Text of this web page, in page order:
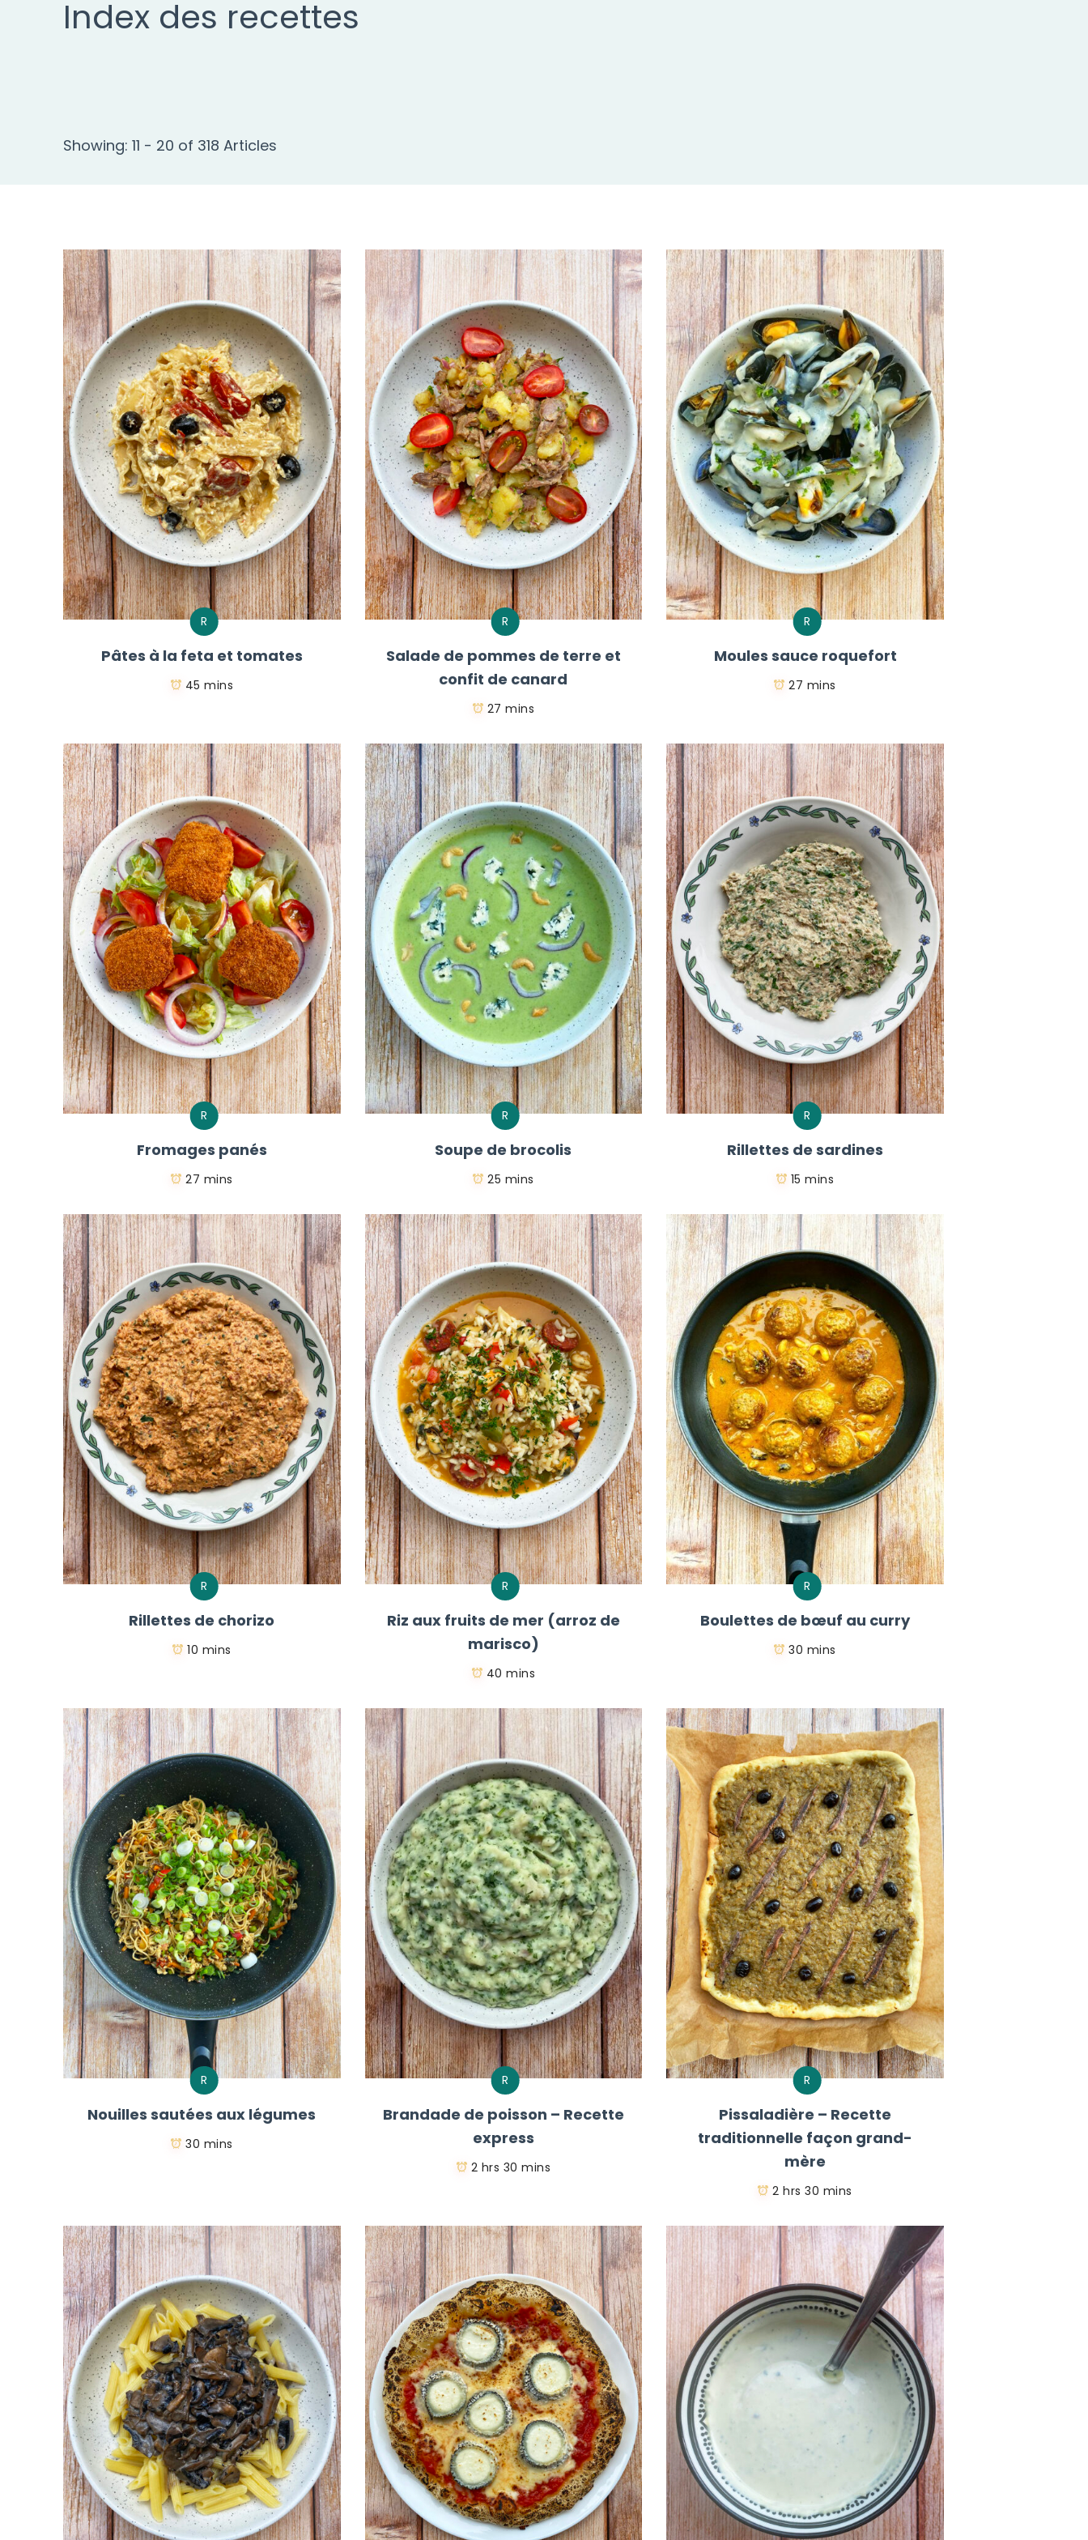
Index des recettes
Showing: 11 - 20 of 318 Articles
R
Pâtes à la feta et tomates
45 mins
R
Salade de pommes de terre et
confit de canard
27 mins
R
Moules sauce roquefort
27 mins
R
Fromages panés
27 mins
R
Soupe de brocolis
25 mins
R
Rillettes de sardines
15 mins
R
Rillettes de chorizo
10 mins
R
Riz aux fruits de mer (arroz de
marisco)
40 mins
R
Boulettes de bœuf au curry
30 mins
R
Nouilles sautées aux légumes
30 mins
R
Brandade de poisson – Recette
express
2 hrs 30 mins
R
Pissaladière – Recette
traditionnelle façon grand-
mère
2 hrs 30 mins